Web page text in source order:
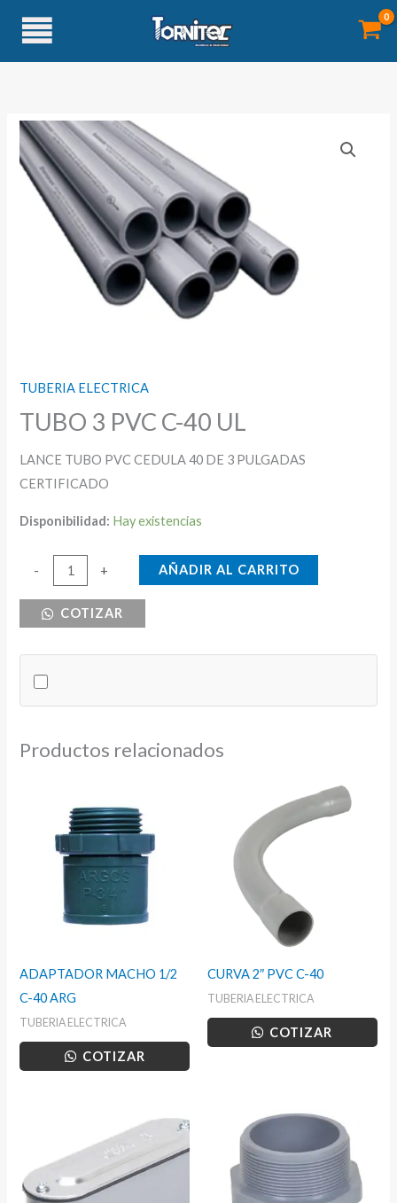
contenido
TUBERIA ELECTRICA
TUBO 3 PVC C-40 UL
LANCE TUBO PVC CEDULA 40 DE 3 PULGADAS
CERTIFICADO
Disponibilidad: Hay existencias
-
PVC
UL
cantidad
+ AÑADIR AL CARRITO
COTIZAR
Productos relacionados
ADAPTADOR MACHO 1/2
C-40 ARG
TUBERIA ELECTRICA
COTIZAR
CURVA 2″ PVC C-40
TUBERIA ELECTRICA
COTIZAR